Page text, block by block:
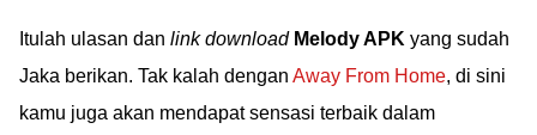
Itulah ulasan dan link download Melody APK yang sudah
Jaka berikan. Tak kalah dengan Away From Home, di sini
kamu juga akan mendapat sensasi terbaik dalam